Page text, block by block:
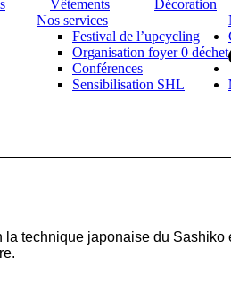
Vêtements Décoration
Nos services
Festival de l’upcycling
Organisation foyer 0 déchet
Conférences
Sensibilisation SHL
technique japonaise du